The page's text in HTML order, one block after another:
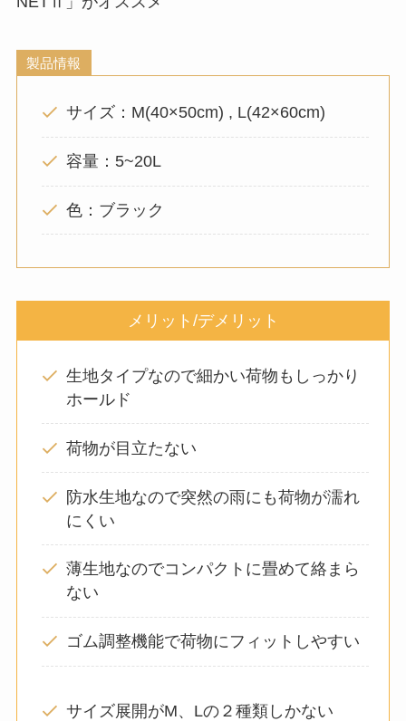
製品情報
サイズ：M(40×50cm) , L(42×60cm)
容量：5~20L
色：ブラック
メリット/デメリット
生地タイプなので細かい荷物もしっかり
ホールド
荷物が目立たない
防水生地なので突然の雨にも荷物が濡れ
にくい
薄生地なのでコンパクトに畳めて絡まら
ない
ゴム調整機能で荷物にフィットしやすい
サイズ展開がM、Lの２種類しかない